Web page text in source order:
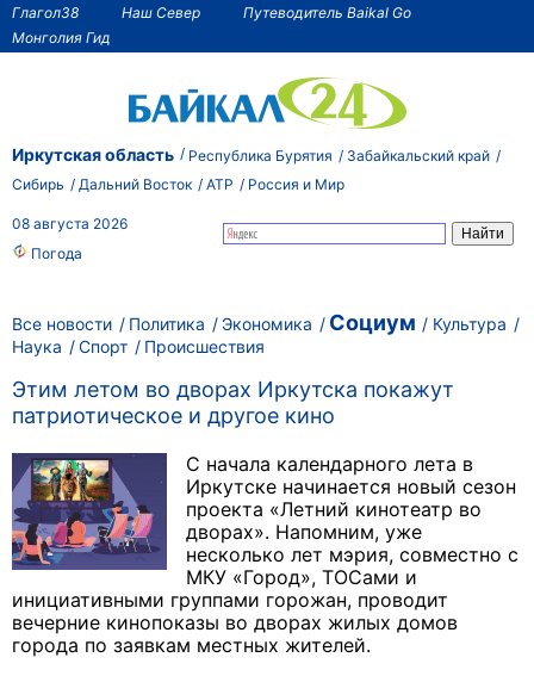
Глагол38 Наш Север
Путеводитель Baikal Go
Монголия Гид
Иркутская область Республика Бурятия
Забайкальский край
Сибирь
Дальний Восток АТР Россия и Мир
08 августа 2026
Погода
Все новости Политика Экономика Социум
Культура
Наука
Спорт Происшествия
Этим летом во дворах Иркутска покажут
патриотическое и другое кино
С начала календарного лета в
Иркутске начинается новый сезон
проекта «Летний кинотеатр во
дворах». Напомним, уже
несколько лет мэрия, совместно с
МКУ «Город», ТОСами и
инициативными группами горожан, проводит
вечерние кинопоказы во дворах жилых домов
города по заявкам местных жителей.